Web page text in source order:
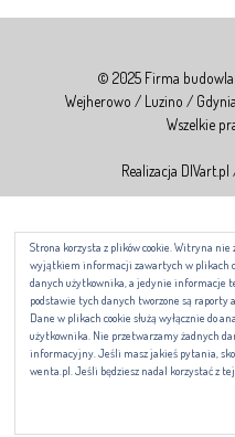
Pogórze- termin realizacji
© 2025 Firma
Wejherowo / Luzino /
Realizacja
Strona korzysta z plików cookie.
wyjątkiem informacji zawartych w
danych użytkownika, a jedynie